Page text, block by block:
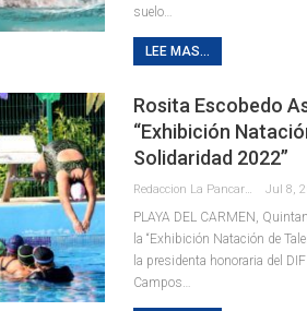
suelo
LEE MAS...
Rosita Escobedo
“Exhibición
Solidaridad 2022”
Jul 8,
PLAYA DEL CARMEN,
la “Exhibición Natación de
la presidenta honoraria del
Campos